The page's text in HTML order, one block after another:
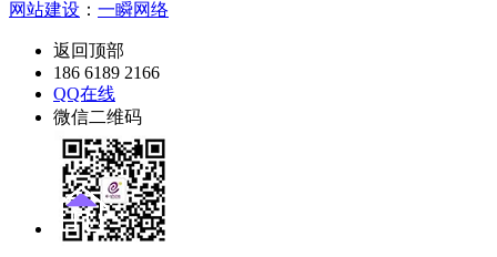
网站建设 ： 一瞬网络
返回顶部
186 6189 2166
QQ在线
微信二维码